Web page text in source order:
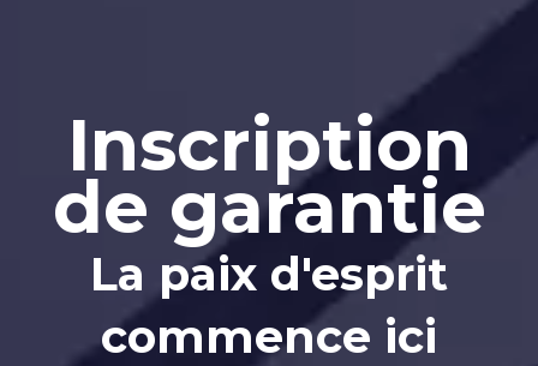
Inscription
de garantie
La paix d'esprit
commence ici